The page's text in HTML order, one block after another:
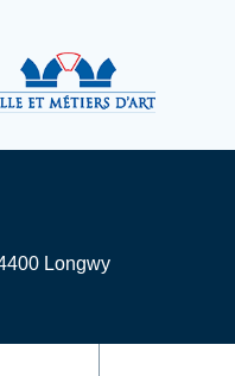
Longwy